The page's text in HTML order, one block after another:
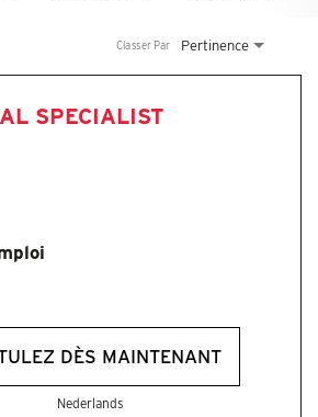
Pertinence
Classer Par
SPECIALIST
DÈS MAINTENANT
Nederlands